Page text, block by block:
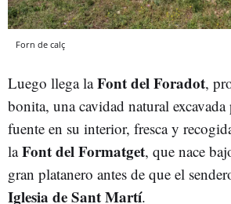
Forn de calç
Luego llega laFont del Foradot,
bonita, una cavidad natural
fuente en su interior, fresca y
laFont del Formatget, que nace
gran platanero antes de que el
Iglesia de Sant Martí.